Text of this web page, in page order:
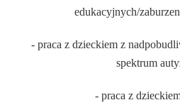
edukacyjnych/
- praca z dzieckiem z
spektrum
- praca z